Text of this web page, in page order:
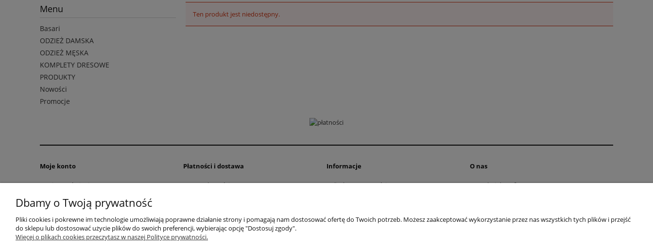
Menu
Basari
ODZIEŻ DAMSKA
ODZIEŻ MĘSKA
KOMPLETY DRESOWE
PRODUKTY
Nowości
Promocje
Ten produkt jest niedostępny.
Moje konto
Twoje zamówienia
Ustawienia konta
Płatności i dostawa
Formy płatności
Informacje
Polityka prywatności
O nas
Kontakt i dane firmy
F.U.H. "VEGA" Magdalena Cichecka | ul. Przemysłowa 11, 42-262 Kolonia Borek | NIP: 5731439888 | Telefon:
Dbamy o Twoją prywatność
Pliki cookies i pokrewne im technologie umożliwiają poprawne działanie strony i pomagają nam dostosować ofertę do Twoich potrzeb. Możesz zaakceptować wykorzystanie przez nas wszystkich tych plików i przejść
do sklepu lub dostosować użycie plików do swoich preferencji, wybierając opcję "Dostosuj zgody".
Więcej o plikach cookies przeczytasz w naszej Polityce prywatności.